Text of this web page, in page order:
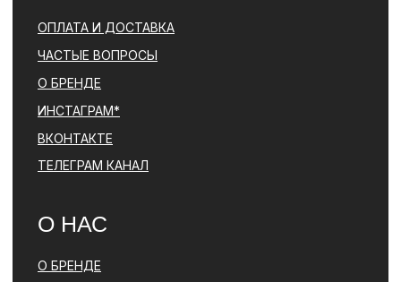
РАЗРАБОТКА САЙТА
ПОЛИТИКА КОНФИДЕНЦИАЛЬНОСТИ
*ДЕЯТЕЛЬНОСТЬ КОМПАНИИ META (ФЕЙСБУК, ИНСТАГРАМ)
ЯВЛЯЕТСЯ ЗАПРЕЩЕННОЙ НА ТЕРРИТОРИИ РФ
ЮРИДИЧЕСКАЯ ИНФОРМАЦИЯ